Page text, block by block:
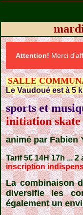
Attention! Merci
SALLE
Le Vaudoué est à 5
sports et
initiation
animé par Fabien
Tarif 5€ 14H 17h ...
inscription
La combinaison
diversifie les
également un